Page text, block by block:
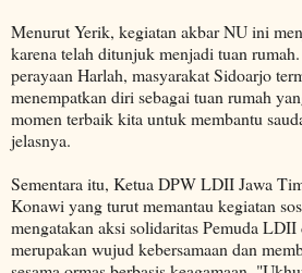
Menurut Yerik, kegiatan akbar NU ini
karena telah ditunjuk menjadi tuan
perayaan Harlah, masyarakat Sidoarjo
menempatkan diri sebagai tuan rumah
momen terbaik kita untuk membantu
jelasnya.
Sementara itu, Ketua DPW LDII Jawa
Konawi yang turut memantau kegiatan
mengatakan aksi solidaritas Pemuda
merupakan wujud kebersamaan dan